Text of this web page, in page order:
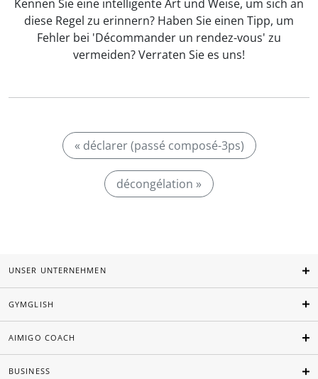
Kennen Sie eine intelligente Art und Weise, um sich an
diese Regel zu erinnern? Haben Sie einen Tipp, um
Fehler bei 'Décommander un rendez-vous' zu
vermeiden? Verraten Sie es uns!
« déclarer (passé composé-3ps)
décongélation »
UNSER UNTERNEHMEN
GYMGLISH
AIMIGO COACH
BUSINESS